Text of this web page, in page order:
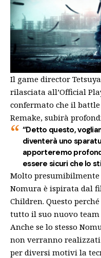
Il game director
rilasciata all’Official
confermato che il
Remake, subirà
“Detto questo,
diventerà uno
apporteremo
essere sicuri che lo
Molto
Nomura è ispirata dal
Children. Questo
tutto il suo nuovo
Anche se lo stesso
non verranno
per diversi motivi la